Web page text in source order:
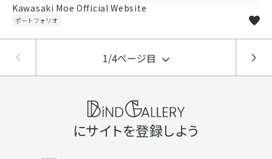
Kawasaki Moe Official Website
ポートフォリオ
1/4ページ目
にサイトを登録しよう